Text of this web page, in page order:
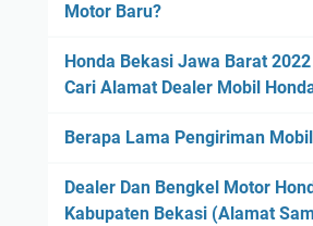
Motor Baru?
Honda Bekasi Jawa Barat
Cari Alamat Dealer Mobil
Berapa Lama Pengiriman
Dealer Dan Bengkel Motor
Kabupaten Bekasi (Alamat